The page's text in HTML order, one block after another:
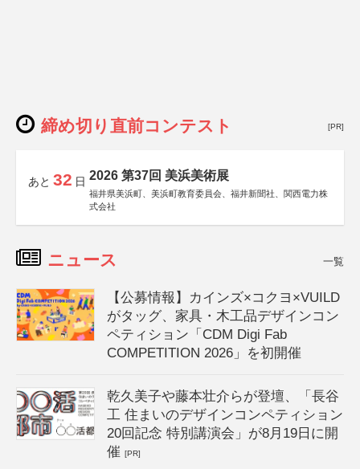
締め切り直前コンテスト [PR]
あと 32 日 2026 第37回 美浜美術展
福井県美浜町、美浜町教育委員会、福井新聞社、関西電力株
式会社
ニュース 一覧
【公募情報】カインズ×コクヨ×VUILD
がタッグ、家具・木工品デザインコン
ペティション「CDM Digi Fab
COMPETITION 2026」を初開催
乾久美子や藤本壮介らが登壇、「長谷
工 住まいのデザインコンペティション
20回記念 特別講演会」が8月19日に開
催[PR]